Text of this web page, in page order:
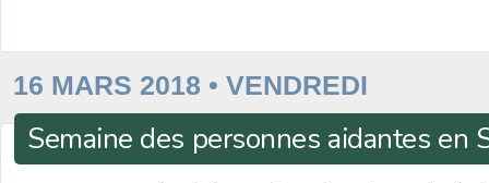
16 MARS 2018 • VENDREDI
Semaine des personnes aidantes en